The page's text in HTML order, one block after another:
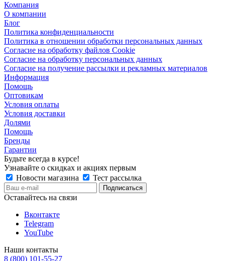
Компания
О компании
Блог
Политика конфиденциальности
Политика в отношении обработки персональных данных
Согласие на обработку файлов Cookie
Согласие на обработку персональных данных
Согласие на получение рассылки и рекламных материалов
Информация
Помощь
Оптовикам
Условия оплаты
Условия доставки
Долями
Помощь
Бренды
Гарантии
Будьте всегда в курсе!
Узнавайте о скидках и акциях первым
Новости магазина
Тест рассылка
Оставайтесь на связи
Вконтакте
Telegram
YouTube
Наши контакты
8 (800) 101-55-27